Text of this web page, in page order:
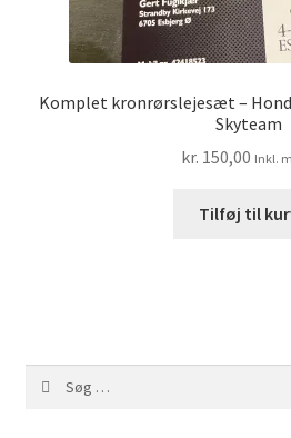
Komplet kronrørslejesæt –
Skyteam
kr. 150,00 Inkl.
Tilføj til